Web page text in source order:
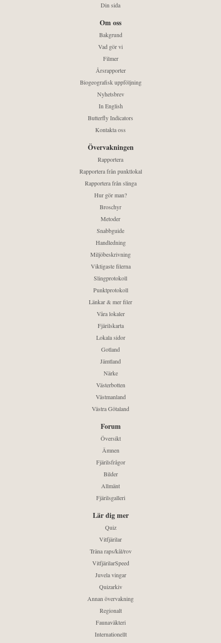
Din sida
Om oss
Bakgrund
Vad gör vi
Filmer
Årsrapporter
Biogeografisk uppföljning
Nyhetsbrev
In English
Butterfly Indicators
Kontakta oss
Övervakningen
Rapportera
Rapportera från punktlokal
Rapportera från slinga
Hur gör man?
Broschyr
Metoder
Snabbguide
Handledning
Miljöbeskrivning
Viktigaste filerna
Slingprotokoll
Punktprotokoll
Länkar & mer filer
Våra lokaler
Fjärilskarta
Lokala sidor
Gotland
Jämtland
Närke
Västerbotten
Västmanland
Västra Götaland
Forum
Översikt
Ämnen
Fjärilsfrågor
Bilder
Allmänt
Fjärilsgalleri
Lär dig mer
Quiz
Vitfjärilar
Träna raps/kål/rov
VitfjärilarSpeed
Juvela vingar
Quizarkiv
Annan övervakning
Regionalt
Faunaväkteri
Internationellt